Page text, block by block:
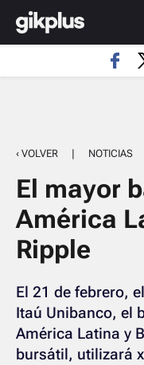
‹ VOLVER | NOTICIAS
El mayor
América
Ripple
El 21 de febrero,
Itaú Unibanco, el
América Latina y
bursátil, utilizará